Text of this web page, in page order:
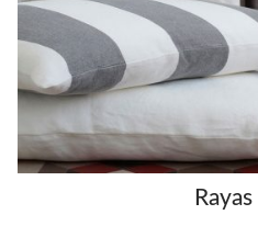
Rayas